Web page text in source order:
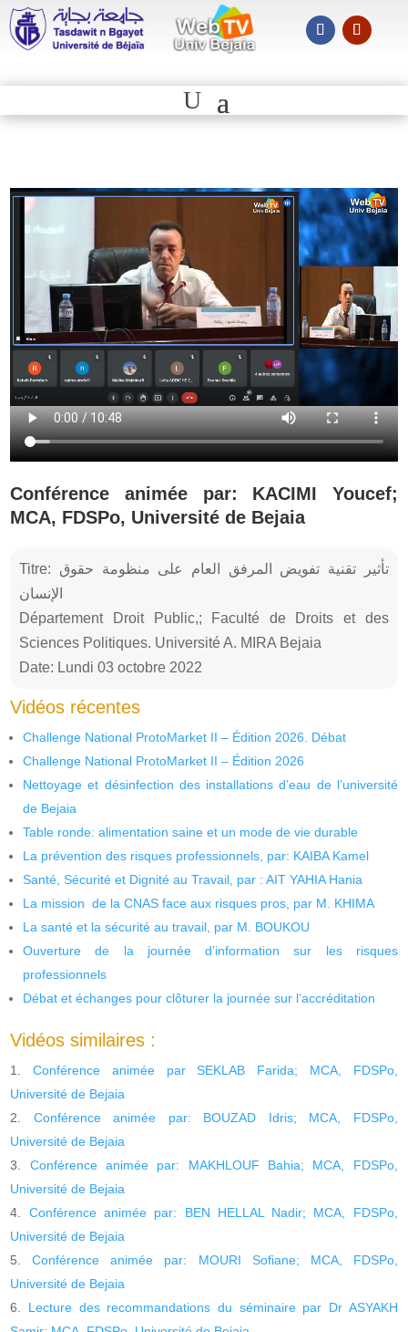
Conférence animée par: KACIMI Youcef;
MCA, FDSPo, Université de Bejaia
Titre: تأثير تقنية تفويض المرفق العام على منظومة حقوق
الإنسان
Département Droit Public,; Faculté de Droits et des
Sciences Politiques. Université A. MIRA Bejaia
Date: Lundi 03 octobre 2022
Vidéos récentes
Challenge National ProtoMarket II – Édition 2026. Débat
Challenge National ProtoMarket II – Édition 2026
Nettoyage et désinfection des installations d’eau de l’université
de Bejaia
Table ronde: alimentation saine et un mode de vie durable
La prévention des risques professionnels, par: KAIBA Kamel
Santé, Sécurité et Dignité au Travail, par : AIT YAHIA Hania
La mission de la CNAS face aux risques pros, par M. KHIMA
La santé et la sécurité au travail, par M. BOUKOU
Ouverture de la journée d’information sur les risques
professionnels
Débat et échanges pour clôturer la journée sur l’accréditation
Vidéos similaires :
Conférence animée par SEKLAB Farida; MCA, FDSPo,
Université de Bejaia
Conférence animée par: BOUZAD Idris; MCA, FDSPo,
Université de Bejaia
Conférence animée par: MAKHLOUF Bahia; MCA, FDSPo,
Université de Bejaia
Conférence animée par: BEN HELLAL Nadir; MCA, FDSPo,
Université de Bejaia
Conférence animée par: MOURI Sofiane; MCA, FDSPo,
Université de Bejaia
Lecture des recommandations du séminaire par Dr ASYAKH